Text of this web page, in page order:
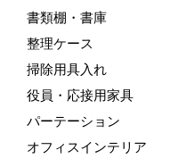
書類棚・書庫
整理ケース
掃除用具入れ
役員・応接用家具
パーテーション
オフィスインテリア